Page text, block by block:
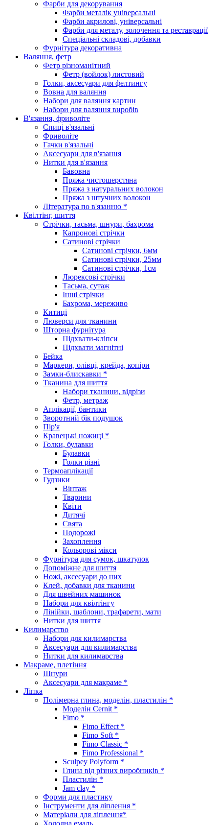
Фарби для декорування
Фарби металік універсальні
Фарби акрилові, універсальні
Фарби для металу, золочення та реставрації
Спеціальні складові, добавки
Фурнітура декоративна
Валяння, фетр
Фетр різноманітний
Фетр (войлок) листовий
Голки, аксесуари для фелтингу
Вовна для валяння
Набори для валяння картин
Набори для валяння виробів
В'язання, фриволіте
Спиці в'язальні
Фриволіте
Гачки в'язальні
Аксесуари для в'язання
Нитки для в'язання
Бавовна
Пряжа чистошерстяна
Пряжа з натуральних волокон
Пряжа з штучних волокон
Література по в'язанню *
Квілтінг, шиття
Стрічки, тасьма, шнури, бахрома
Капронові стрічки
Сатинові стрічки
Сатинові стрічки, 6мм
Сатинові стрічки, 25мм
Сатинові стрічки, 1см
Люрексові стрічки
Тасьма, сутаж
Інші стрічки
Бахрома, мереживо
Китиці
Люверси для тканини
Шторна фурнітура
Підхвати-кліпси
Підхвати магнітні
Бейка
Маркери, олівці, крейда, копіри
Замки-блискавки *
Тканина для шиття
Набори тканини, відрізи
Фетр, метраж
Аплікації, бантики
Зворотний бік подушок
Пір'я
Кравецькі ножиці *
Голки, булавки
Булавки
Голки різні
Термоаплікації
Гудзики
Вінтаж
Тварини
Квіти
Дитячі
Свята
Подорожі
Захоплення
Кольорові мікси
Фурнітура для сумок, шкатулок
Допоміжне для шиття
Ножі, аксесуари до них
Клей, добавки для тканини
Для швейних машинок
Набори для квілтінгу
Лінійки, шаблони, трафарети, мати
Нитки для шиття
Килимарство
Набори для килимарства
Аксесуари для килимарства
Нитки для килимарства
Макраме, плетіння
Шнури
Аксесуари для макраме *
Ліпка
Полімерна глина, моделін, пластилін *
Моделін Cernit *
Fimo *
Fimo Effect *
Fimo Soft *
Fimo Classic *
Fimo Professional *
Sculpey Polyform *
Глина від різних виробників *
Пластилін *
Jam clay *
Форми для пластику
Інструменти для ліплення *
Матеріали для ліплення*
Холодна емаль